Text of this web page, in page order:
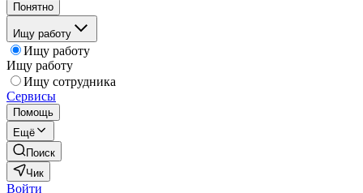
Понятно
Ищу работу
Ищу работу
Ищу работу
Ищу сотрудника
Сервисы
Помощь
Ещё
Поиск
Чик
Войти